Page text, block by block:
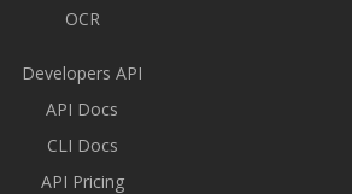
OCR
Developers API
API Docs
CLI Docs
API Pricing